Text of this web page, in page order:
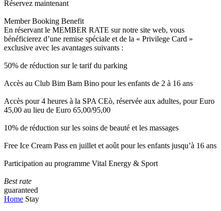
Réservez maintenant
Member Booking Benefit
En réservant le MEMBER RATE sur notre site web, vous
bénéficierez d’une remise spéciale et de la « Privilege Card »
exclusive avec les avantages suivants :
50% de réduction sur le tarif du parking
Accès au Club Bim Bam Bino pour les enfants de 2 à 16 ans
Accès pour 4 heures à la SPA CEò, réservée aux adultes, pour Euro
45,00 au lieu de Euro 65,00/95,00
10% de réduction sur les soins de beauté et les massages
Free Ice Cream Pass en juillet et août pour les enfants jusqu’à 16 ans
Participation au programme Vital Energy & Sport
Best rate
guaranteed
Home Stay